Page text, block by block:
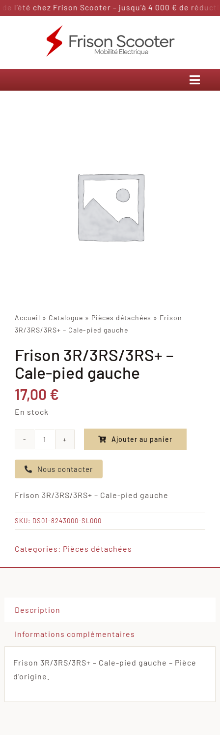
Passer
l’été chez Frison Scooter – jusqu’à 4 000 € de
Accueil » Catalogue » Pièces détachées » Frison
3R/3RS/3RS+ – Cale-pied gauche
Frison 3R/3RS/3RS+ –
Cale-pied gauche
17,00 €
En stock
de
Frison
-
Cale-
pied
Ajouter au panier
Nous contacter
Frison 3R/3RS/3RS+ – Cale-pied gauche
SKU: DS01-8243000-SL000
Categories: Pièces détachées
Description
Informations complémentaires
Frison 3R/3RS/3RS+ – Cale-pied gauche – Pièce
d’origine.